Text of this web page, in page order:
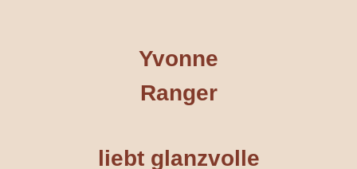
Yvonne
Ranger
liebt glanzvolle